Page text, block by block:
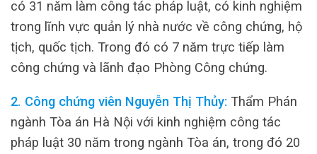
có 31 năm làm công tác pháp luật, có kinh nghiệm
trong lĩnh vực quản lý nhà nước về công chứng, hộ
tịch, quốc tịch. Trong đó có 7 năm trực tiếp làm
công chứng và lãnh đạo Phòng Công chứng.
2. Công chứng viên Nguyễn Thị Thủy: Thẩm Phán
ngành Tòa án Hà Nội với kinh nghiệm công tác
pháp luật 30 năm trong ngành Tòa án, trong đó 20